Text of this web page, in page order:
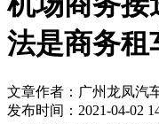
法是商务租
文章作者：广州龙凤汽
发布时间：2021-04-02